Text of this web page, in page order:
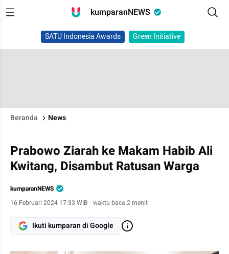
kumparanNEWS
SATU Indonesia Awards Green Initiative
Beranda News
Prabowo Ziarah ke Makam Habib Ali
Kwitang, Disambut Ratusan Warga
kumparanNEWS
16 Februari 2024 17:33 WIB · waktu baca 2 menit
Ikuti kumparan di Google